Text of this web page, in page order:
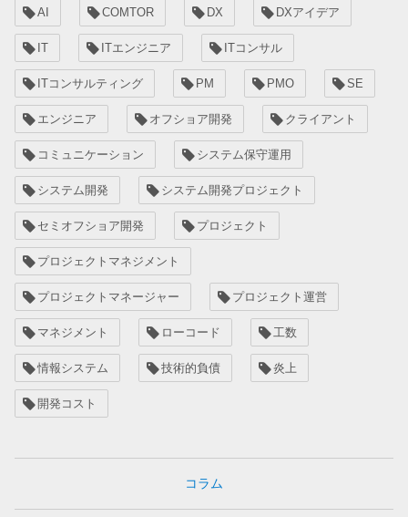
AI COMTOR DX DXアイデア
IT ITエンジニア ITコンサル
ITコンサルティング PM PMO SE
エンジニア オフショア開発 クライアント
コミュニケーション システム保守運用
システム開発 システム開発プロジェクト
セミオフショア開発 プロジェクト
プロジェクトマネジメント
プロジェクトマネージャー プロジェクト運営
マネジメント ローコード 工数
情報システム 技術的負債 炎上
開発コスト
コラム